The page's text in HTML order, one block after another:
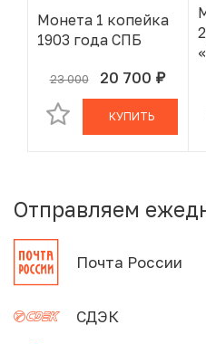
Монета 1 копейка
1903 года СПБ
23 000 20 700 руб.
В КОРЗИНЕ
КУПИТЬ
Отправляем
Почта России
СДЭК